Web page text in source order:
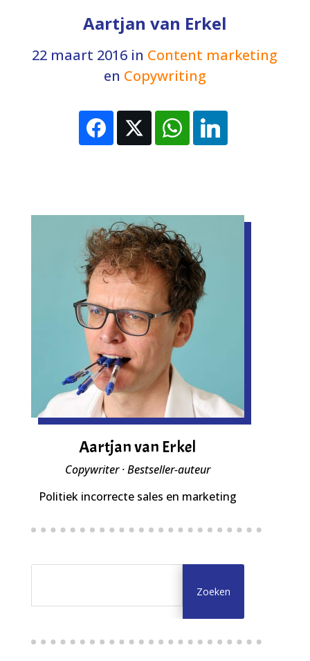
Aartjan van Erkel
22 maart 2016 in Content marketing
en Copywriting
Aartjan van Erkel
Copywriter · Bestseller-auteur
Politiek incorrecte sales en marketing